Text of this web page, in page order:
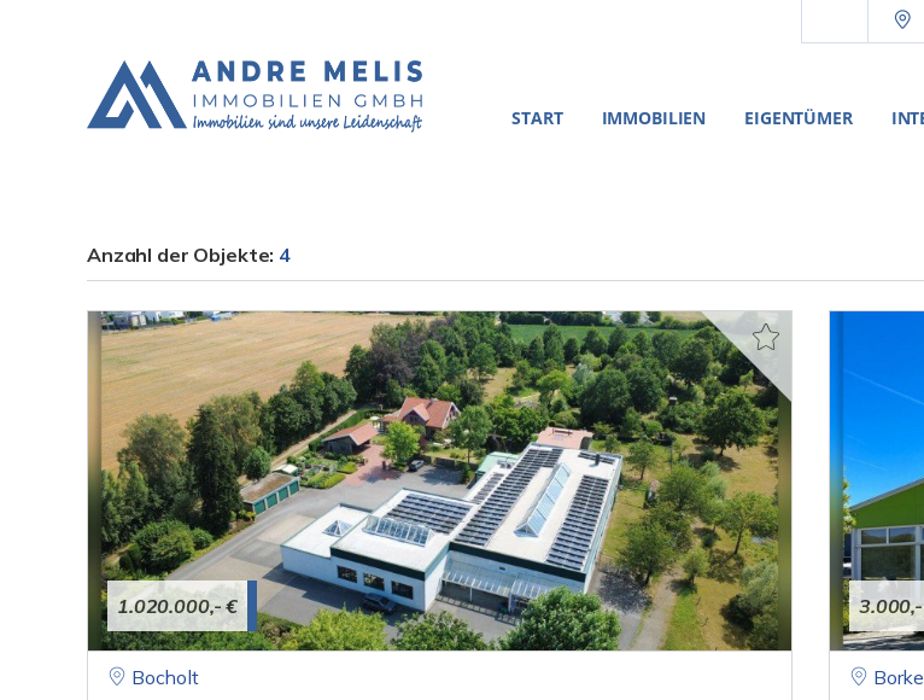
START IMMOBILIEN EIGENTÜMER
Anzahl der Objekte: 4
1.020.000,- €
Bocholt